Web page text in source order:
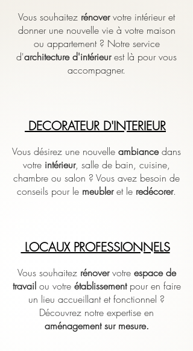
Vous souhaitez rénovervotre intérieur et
donner une nouvelle vie à votre maison
ou appartement ? Notre service
d'architecture d'intérieurest là pour vous
accompagner.
DECORATEUR D'INTERIEUR
Vous désirez une nouvelle ambiancedans
votre intérieur, salle de bain, cuisine,
chambre ou salon ? Vous avez besoin de
conseils pour le meubleret le redécorer.
LOCAUX PROFESSIONNELS
Vous souhaitez rénovervotre espace de
travailou votre établissementpour en faire
un lieu accueillant et fonctionnel ?
Découvrez notre expertise en
aménagement sur mesure.